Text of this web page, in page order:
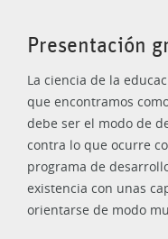
Presentación
La ciencia de la
que encontramos
debe ser el modo de
contra lo que ocurre
programa de
existencia con unas
orientarse de modo